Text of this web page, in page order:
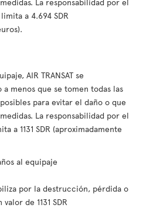
a 4.694 SDR
AIR TRANSAT se
menos que se tomen todas las
para evitar el daño o que
La responsabilidad por el
a 1131 SDR (aproximadamente
al equipaje
por la destrucción, pérdida o
de 1131 SDR